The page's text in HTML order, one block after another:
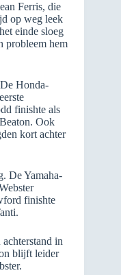
Ferris, die
op weg leek
einde sloeg
probleem hem
Honda-
finishte als
Ook
kort achter
De Yamaha-
finishte
in
blijft leider